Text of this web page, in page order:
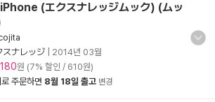
(エクスナレッジムック) (ムッ
スナレッジ
2014년 03월
원 (7% 할인 / 610원)
로 주문하면 8월 18일 출고 변경